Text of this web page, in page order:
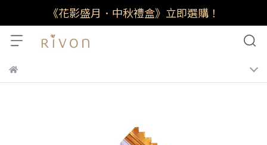
《花影盛月．中秋禮盒》立即選購！